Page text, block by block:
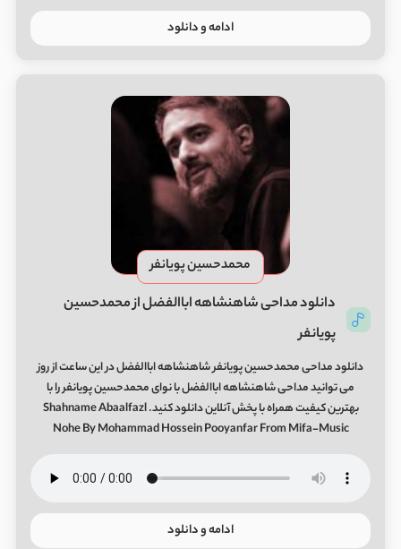
ادامه و دانلود
محمدحسین پویانفر
دانلود مداحی شاهنشاهه اباالفضل از محمدحسین
پویانفر
دانلود مداحی محمدحسین پویانفر شاهنشاهه اباالفضل در این ساعت از روز
می توانید مداحی شاهنشاهه اباالفضل با نوای محمدحسین پویانفر را با
بهترین کیفیت همراه با پخش آنلاین دانلود کنید. Shahname Abaalfazl
Nohe By Mohammad Hossein Pooyanfar From Mifa-Music
ادامه و دانلود